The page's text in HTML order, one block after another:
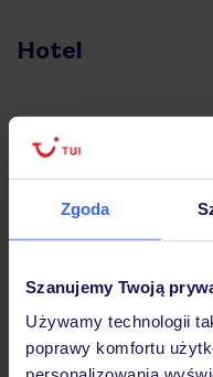
Zgoda
Szanujemy Twoją
Używamy technologii
poprawy komfortu
Hotel
Opinie
Pokoje
Wyżywienie